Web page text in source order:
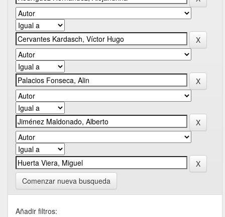
Comenzar nueva busqueda
Añadir filtros: